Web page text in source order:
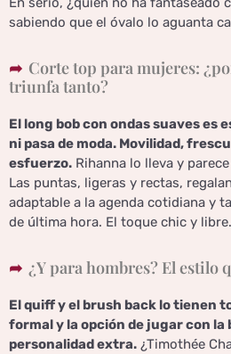
sabiendo que el óvalo lo aguanta
Corte top para mujeres:
triunfa tanto?
El long bob con ondas suaves es
ni pasa de moda. Movilidad,
esfuerzo. Rihanna lo lleva y
Las puntas, ligeras y rectas,
adaptable a la agenda cotidiana y
de última hora. El toque chic y libre.
¿Y para hombres? El estilo
El quiff y el brush back lo tienen
formal y la opción de jugar con la
personalidad extra. ¿Timothée